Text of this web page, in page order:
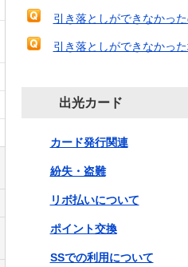
引き落としができなかっ
引き落としができなかっ
出光カード
カード発行関連
紛失・盗難
リボ払いについて
ポイント交換
SSでの利用について